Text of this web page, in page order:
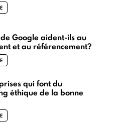
de Google aident-ils au
et au référencement?
qui font du
éthique de la bonne